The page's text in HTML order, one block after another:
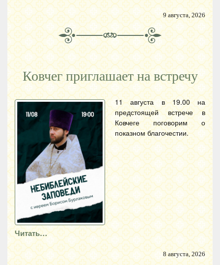
9 августа, 2026
Ковчег приглашает на встречу
11 августа в 19.00 на
предстоящей встрече в
Ковчеге поговорим о
показном благочестии.
Читать…
8 августа, 2026